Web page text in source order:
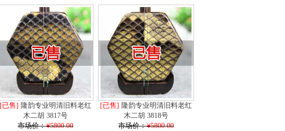
[已售] 隆韵专业明清旧料老红
木二胡 3817号
市场价： 5800.00
[已售] 隆韵专业明清旧料老红
木二胡 3818号
市场价： 5800.00